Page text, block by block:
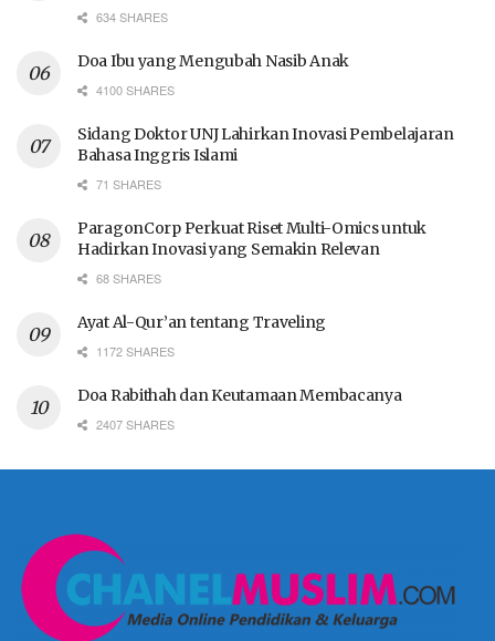
634 SHARES
Doa Ibu yang Mengubah Nasib Anak
4100 SHARES
Sidang Doktor UNJ Lahirkan Inovasi Pembelajaran
Bahasa Inggris Islami
71 SHARES
ParagonCorp Perkuat Riset Multi-Omics untuk
Hadirkan Inovasi yang Semakin Relevan
68 SHARES
Ayat Al-Qur’an tentang Traveling
1172 SHARES
Doa Rabithah dan Keutamaan Membacanya
2407 SHARES